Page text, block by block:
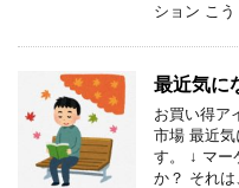
ション こう
最近気に
お買い得ア
市場 最近
す。 ↓ マー
か？ それは